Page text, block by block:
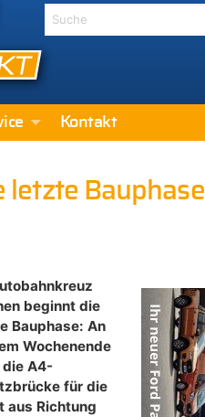
Kontakt
letzte Bauphase
beginnt die
Bauphase: An
Wochenende
A4-
für die
aus Richtung